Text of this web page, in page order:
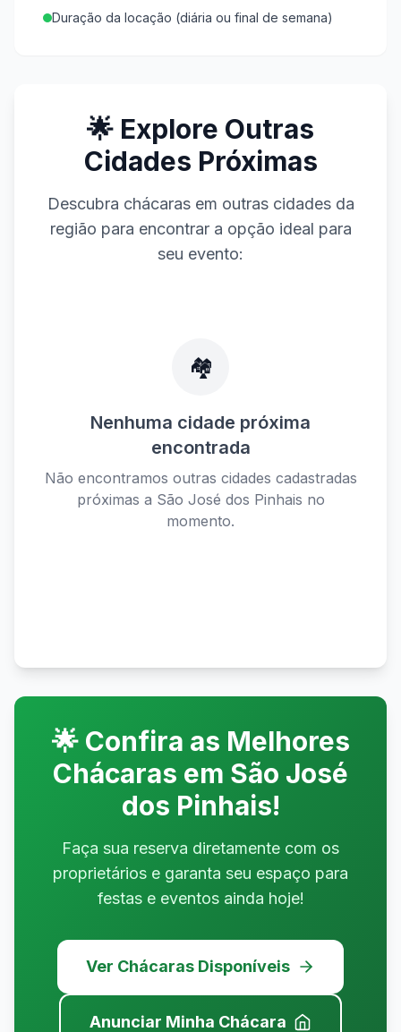
Duração da locação (diária ou final de semana)
🌟 Explore Outras
Cidades Próximas
Descubra chácaras em outras cidades da
região para encontrar a opção ideal para
seu evento:
🏘️
Nenhuma cidade próxima
encontrada
Não encontramos outras cidades cadastradas
próximas a São José dos Pinhais no
momento.
🌟 Confira as Melhores
Chácaras em São José
dos Pinhais!
Faça sua reserva diretamente com os
proprietários e garanta seu espaço para
festas e eventos ainda hoje!
Ver Chácaras Disponíveis
Anunciar Minha Chácara